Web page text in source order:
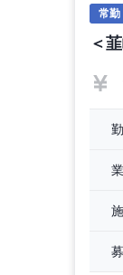
常勤
＜